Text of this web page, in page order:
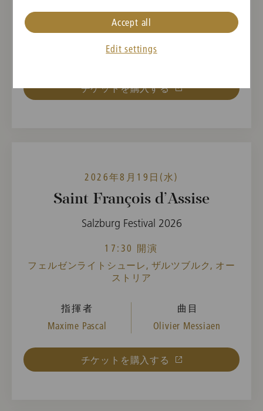
指揮者
Maxime Pascal
曲目
Olivier Messiaen
チケットを購入する
2026年8月19日(水)
Saint François d’Assise
Salzburg Festival 2026
17:30 開演
フェルゼンライトシューレ, ザルツブルク, オー
ストリア
指揮者
Maxime Pascal
曲目
Olivier Messiaen
チケットを購入する
Edit settings
Accept all